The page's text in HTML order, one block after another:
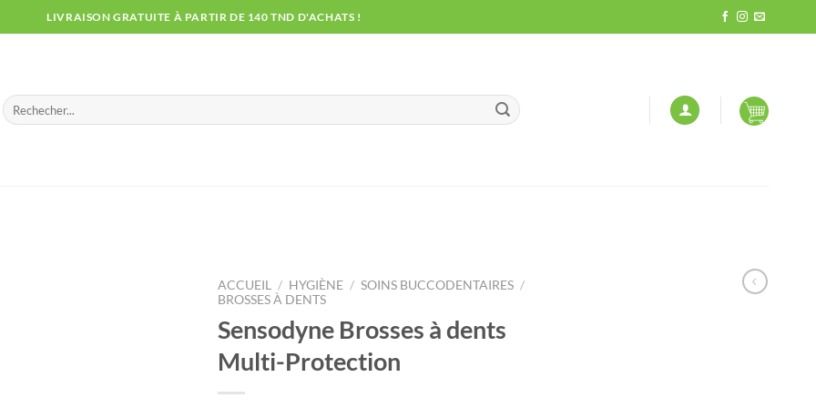
LIVRAISON GRATUITE À PARTIR DE 140 TND D'ACHATS !
Recherche
pour :
ACCUEIL / HYGIÈNE / SOINS BUCCODENTAIRES /
BROSSES À DENTS
Sensodyne Brosses à dents
Multi-Protection